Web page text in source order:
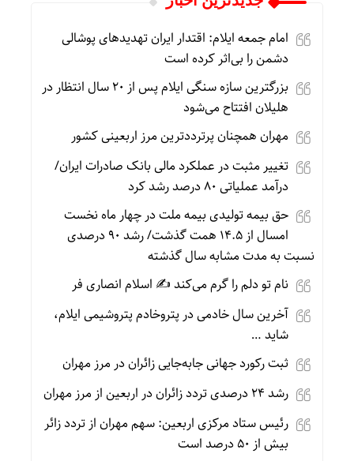
امام جمعه ایلام: اقتدار ایران تهدیدهای پوشالی
دشمن را بی‌اثر کرده است
بزرگترین سازه سنگی ایلام پس از ۲۰ سال انتظار در
هلیلان افتتاح می‌شود
مهران همچنان پرترددترین مرز اربعینی کشور
تغییر مثبت در عملکرد مالی بانک صادرات ایران/
درآمد عملیاتی ۸۰ درصد رشد کرد
حق بیمه تولیدی بیمه ملت در چهار ماه نخست
امسال از ۱۴.۵ همت گذشت/ رشد ۹۰ درصدی
نسبت به مدت مشابه سال گذشته
نام تو دلم را گرم می‌کند ✍️ اسلام انصاری فر
آخرین سال خادمی در پتروخادم پتروشیمی ایلام،
شاید …
ثبت رکورد جهانی جابه‌جایی زائران در مرز مهران
رشد ۲۴ درصدی تردد زائران در اربعین از مرز مهران
رئیس ستاد مرکزی اربعین: سهم مهران از تردد زائر
بیش از ۵۰ درصد است